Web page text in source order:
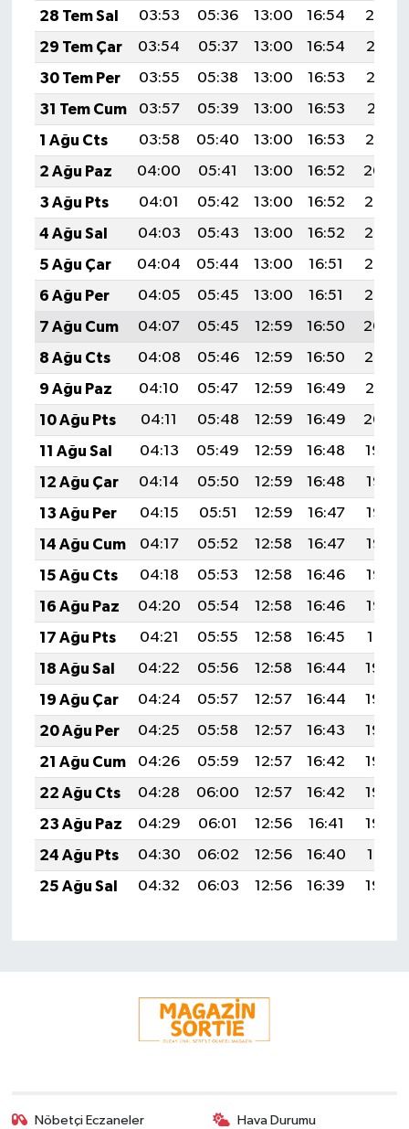
28 Tem Sal
03:53 05:36 13:00 16:54
20:14
29 Tem Çar
03:54 05:37 13:00 16:54
20:13
30 Tem Per
03:55 05:38 13:00 16:53
20:12
31 Tem Cum
03:57 05:39 13:00 16:53
20:11
1 Ağu Cts
03:58 05:40 13:00 16:53
20:10
2 Ağu Paz
04:00 05:41 13:00 16:52
20:09
3 Ağu Pts
04:01 05:42 13:00 16:52
20:08
4 Ağu Sal
04:03 05:43 13:00 16:52
20:07
5 Ağu Çar
04:04 05:44 13:00 16:51
20:06
6 Ağu Per
04:05 05:45 13:00 16:51
20:05
7 Ağu Cum
04:07 05:45 12:59 16:50
20:04
8 Ağu Cts
04:08 05:46 12:59 16:50
20:02
9 Ağu Paz
04:10 05:47 12:59 16:49
20:01
10 Ağu Pts
04:11 05:48 12:59 16:49
20:00
11 Ağu Sal
04:13 05:49 12:59 16:48
19:59
12 Ağu Çar
04:14 05:50 12:59 16:48
19:57
13 Ağu Per
04:15 05:51 12:59 16:47
19:56
14 Ağu Cum
04:17 05:52 12:58 16:47
19:55
15 Ağu Cts
04:18 05:53 12:58 16:46
19:53
16 Ağu Paz
04:20 05:54 12:58 16:46
19:52
17 Ağu Pts
04:21 05:55 12:58 16:45
19:51
18 Ağu Sal
04:22 05:56 12:58 16:44
19:49
19 Ağu Çar
04:24 05:57 12:57 16:44
19:48
20 Ağu Per
04:25 05:58 12:57 16:43
19:46
21 Ağu Cum
04:26 05:59 12:57 16:42
19:45
22 Ağu Cts
04:28 06:00 12:57 16:42
19:44
23 Ağu Paz
04:29 06:01 12:56 16:41
19:42
24 Ağu Pts
04:30 06:02 12:56 16:40
19:41
25 Ağu Sal
04:32 06:03 12:56 16:39 19:39
Nöbetçi Eczaneler Hava Durumu